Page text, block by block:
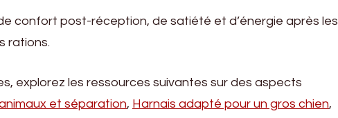
confort post-réception, de satiété et d’énergie après les
rations.
explorez les ressources suivantes sur des aspects
et séparation, Harnais adapté pour un gros chien,